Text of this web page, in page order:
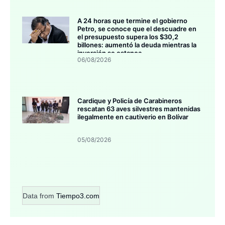
A 24 horas que termine el gobierno
Petro, se conoce que el descuadre en
el presupuesto supera los $30,2
billones: aumentó la deuda mientras la
inversión se estanca
06/08/2026
Cardique y Policía de Carabineros
rescatan 63 aves silvestres mantenidas
ilegalmente en cautiverio en Bolívar
05/08/2026
Data from Tiempo3.com